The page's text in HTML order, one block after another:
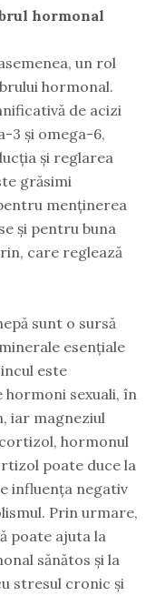
hormonal
un rol
hormonal.
de acizi
3 și omega-6,
și reglarea
grăsimi
menținerea
și pentru buna
care reglează
sunt o sursă
esențiale
este
sexuali, în
iar magneziul
hormonul
poate duce la
influența negativ
Prin urmare,
poate ajuta la
sănătos și la
stresul cronic și